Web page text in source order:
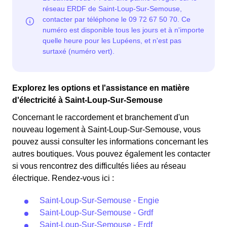
Explorez les options et l'assistance en matière
d'électricité à Saint-Loup-Sur-Semouse
Concernant le raccordement et branchement d'un
nouveau logement à Saint-Loup-Sur-Semouse, vous
pouvez aussi consulter les informations concernant les
autres boutiques. Vous pouvez également les contacter
si vous rencontrez des difficultés liées au réseau
électrique. Rendez-vous ici :
Saint-Loup-Sur-Semouse - Engie
Saint-Loup-Sur-Semouse - Grdf
Saint-Loup-Sur-Semouse - Erdf